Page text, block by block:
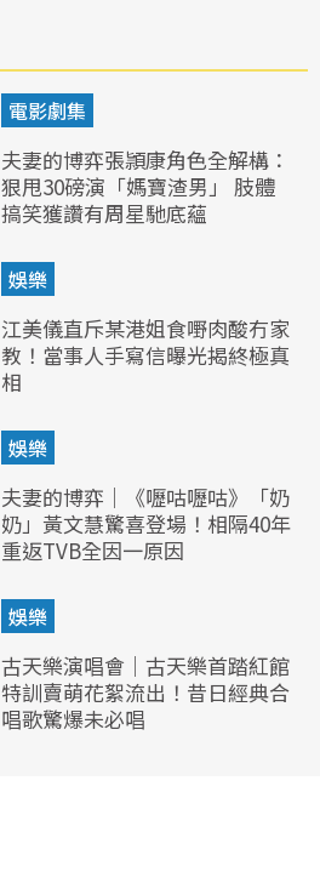
電影劇集
夫妻的博弈張頴康角色全解構：
狠甩30磅演「媽寶渣男」 肢體
搞笑獲讚有周星馳底蘊
娛樂
江美儀直斥某港姐食嘢肉酸冇家
教！當事人手寫信曝光揭終極真
相
娛樂
夫妻的博弈｜《嚦咕嚦咕》「奶
奶」黃文慧驚喜登場！相隔40年
重返TVB全因一原因
娛樂
古天樂演唱會｜古天樂首踏紅館
特訓賣萌花絮流出！昔日經典合
唱歌驚爆未必唱